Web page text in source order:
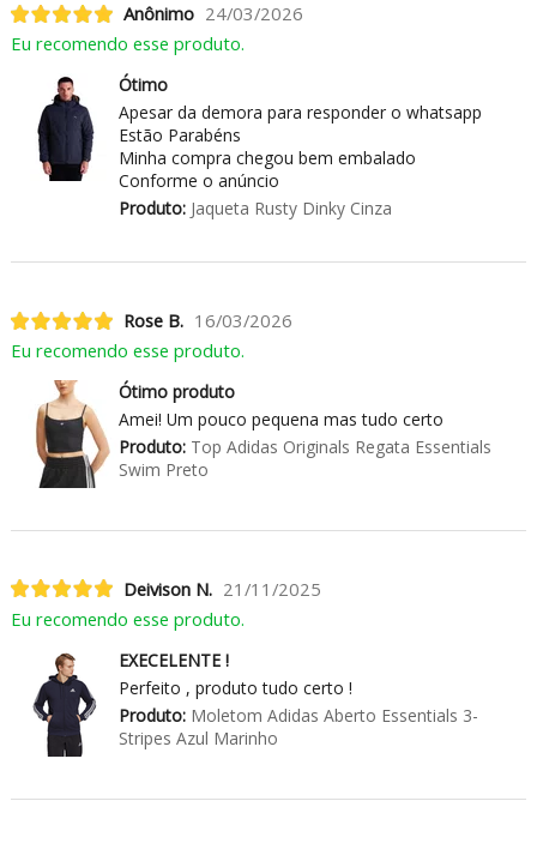
Anônimo 24/03/2026
Eu recomendo esse produto.
Ótimo
Apesar da demora para responder o whatsapp
Estão Parabéns
Minha compra chegou bem embalado
Conforme o anúncio
Produto:Jaqueta Rusty Dinky Cinza
Rose B. 16/03/2026
Eu recomendo esse produto.
Ótimo produto
Amei! Um pouco pequena mas tudo certo
Produto:Top Adidas Originals Regata Essentials
Swim Preto
Deivison N. 21/11/2025
Eu recomendo esse produto.
EXECELENTE !
Perfeito , produto tudo certo !
Produto:Moletom Adidas Aberto Essentials 3-
Stripes Azul Marinho